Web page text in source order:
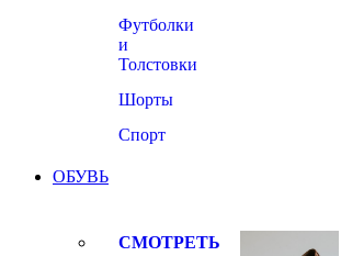
Футболки
и
Толстовки
Шорты
Спорт
ОБУВЬ
СМОТРЕТЬ